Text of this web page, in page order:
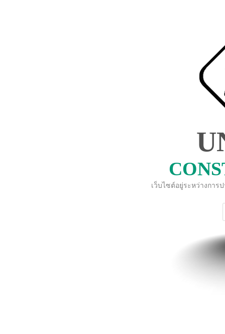
เว็บไซต์อยู่ระหว่างกา